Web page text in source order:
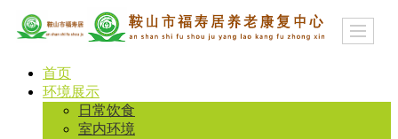
首页
环境展示
日常饮食
室内环境